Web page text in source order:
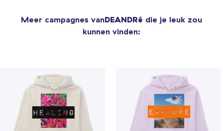
Meer campagnes vanDEANDRé die je leuk zou
kunnen vinden: